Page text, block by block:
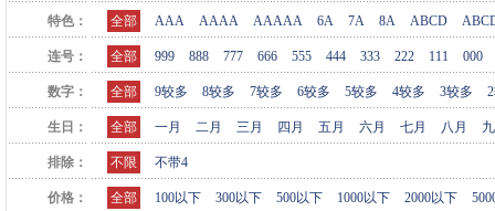
特色：
全部 AAA AAAA AAAAA 6A 7A 8A ABCD
连号： 全部 999 888 777 666 555 444 333 222 111 000
数字： 全部 9较多 8较多 7较多 6较多 5较多 4较多 3较多
生日： 全部 一月 二月 三月 四月 五月 六月 七月 八月
排除： 不限 不带4
价格： 全部 100以下 300以下 500以下 1000以下 2000以下